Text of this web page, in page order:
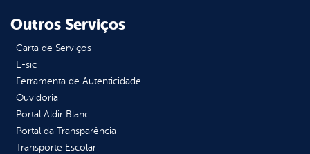
Outros Serviços
Carta de Serviços
E-sic
Ferramenta de Autenticidade
Ouvidoria
Portal Aldir Blanc
Portal da Transparência
Transporte Escolar